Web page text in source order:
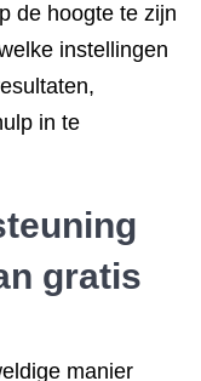
de hoogte te zijn
instellingen
in te
gratis
manier